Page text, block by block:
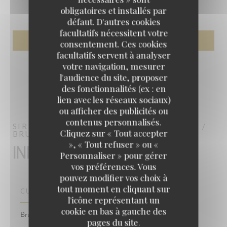
obligatoires et installés par
défaut. D'autres cookies
facultatifs nécessitent votre
consentement. Ces cookies
facultatifs servent à analyser
votre navigation, mesurer
l'audience du site, proposer
des fonctionnalités (ex : en
lien avec les réseaux sociaux)
ou afficher des publicités ou
contenus personnalisés.
Cliquez sur « Tout accepter
», « Tout refuser » ou «
Personnaliser » pour gérer
vos préférences. Vous
pouvez modifier vos choix à
tout moment en cliquant sur
l'icône représentant un
cookie en bas à gauche des
pages du site.
SIR WINSTONBRITISH PUB & BRASSERIE /
BRUNCH / TERRASSE / DORIS BAR
Infos pratiques
CUISINE
Brunch , Brasserie, Pub, Restaurant Bar